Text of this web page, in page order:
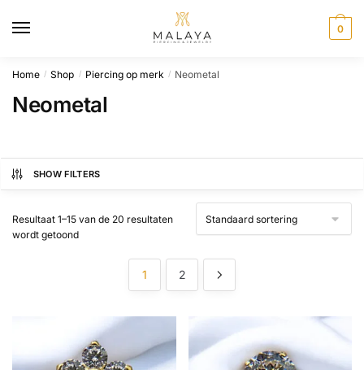
0
Home / Shop / Piercing op merk / Neometal
Neometal
SHOW FILTERS
Resultaat 1–15 van de 20 resultaten
wordt getoond
1 2